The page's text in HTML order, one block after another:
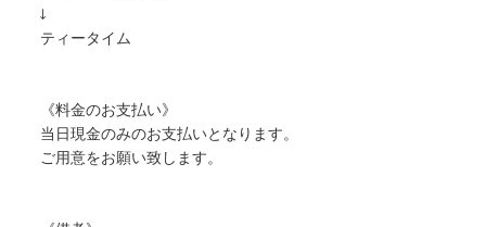
↓
ティータイム
《料金のお支払い》
当日現金のみのお支払いとなります。
ご用意をお願い致します。